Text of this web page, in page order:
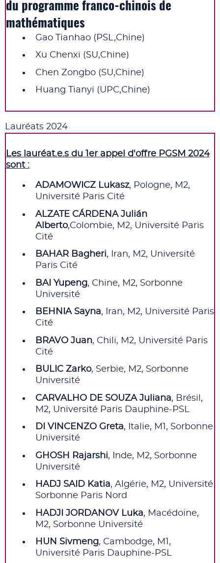
du programme franco-chinois de
mathématiques
Gao Tianhao (PSL,Chine)
Xu Chenxi (SU,Chine)
Chen Zongbo (SU,Chine)
Huang Tianyi (UPC,Chine)
Lauréats 2024
Les lauréat.e.s du 1er appel d'offre PGSM 2024
sont :
ADAMOWICZ Lukasz, Pologne, M2,
Université Paris Cité
ALZATE CÁRDENA Julián
Alberto,Colombie, M2, Université Paris
Cité
BAHAR Bagheri, Iran, M2, Université
Paris Cité
BAI Yupeng, Chine, M2, Sorbonne
Université
BEHNIA Sayna, Iran, M2, Université Paris
Cité
BRAVO Juan, Chili, M2, Université Paris
Cité
BULIC Zarko, Serbie, M2, Sorbonne
Université
CARVALHO DE SOUZA Juliana, Brésil,
M2, Université Paris Dauphine-PSL
DI VINCENZO Greta, Italie, M1, Sorbonne
Université
GHOSH Rajarshi, Inde, M2, Sorbonne
Université
HADJ SAID Katia, Algérie, M2, Université
Sorbonne Paris Nord
HADJI JORDANOV Luka, Macédoine,
M2, Sorbonne Université
HUN Sivmeng, Cambodge, M1,
Université Paris Dauphine-PSL